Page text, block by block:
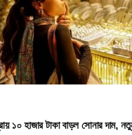
১০ হাজার টাকা বাড়ল সোনার দাম,